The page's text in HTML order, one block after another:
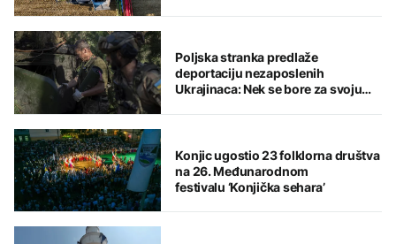
Poljska stranka predlaže
deportaciju nezaposlenih
Ukrajinaca: Nek se bore za svoju
Konjic ugostio 23 folklorna društva
na 26. Međunarodnom
festivalu ‘Konjička sehara’